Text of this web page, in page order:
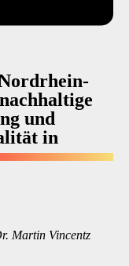
und
in
Martin Vincentz